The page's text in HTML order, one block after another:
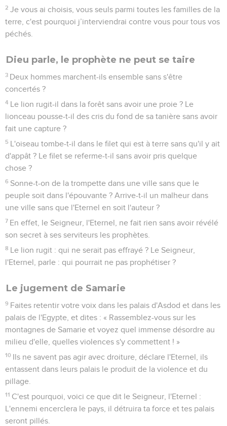
2 Je vous ai choisis, vous seuls parmi toutes les familles de la
terre, c'est pourquoi j’interviendrai contre vous pour tous vos
péchés.
Dieu parle, le prophète ne peut se taire
3 Deux hommes marchent-ils ensemble sans s'être
concertés ?
4 Le lion rugit-il dans la forêt sans avoir une proie ? Le
lionceau pousse-t-il des cris du fond de sa tanière sans avoir
fait une capture ?
5 L'oiseau tombe-t-il dans le filet qui est à terre sans qu'il y ait
d'appât ? Le filet se referme-t-il sans avoir pris quelque
chose ?
6 Sonne-t-on de la trompette dans une ville sans que le
peuple soit dans l'épouvante ? Arrive-t-il un malheur dans
une ville sans que l'Eternel en soit l'auteur ?
7 En effet, le Seigneur, l'Eternel, ne fait rien sans avoir révélé
son secret à ses serviteurs les prophètes.
8 Le lion rugit : qui ne serait pas effrayé ? Le Seigneur,
l'Eternel, parle : qui pourrait ne pas prophétiser ?
Le jugement de Samarie
9 Faites retentir votre voix dans les palais d'Asdod et dans les
palais de l'Egypte, et dites : « Rassemblez-vous sur les
montagnes de Samarie et voyez quel immense désordre au
milieu d'elle, quelles violences s'y commettent ! »
10 Ils ne savent pas agir avec droiture, déclare l'Eternel, ils
entassent dans leurs palais le produit de la violence et du
pillage.
11 C'est pourquoi, voici ce que dit le Seigneur, l'Eternel :
L'ennemi encerclera le pays, il détruira ta force et tes palais
seront pillés.